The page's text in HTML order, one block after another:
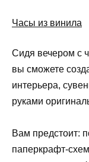
Часы из винила
Сидя вечером с
вы сможете
интерьера,
руками
Вам предстоит:
паперкрафт-